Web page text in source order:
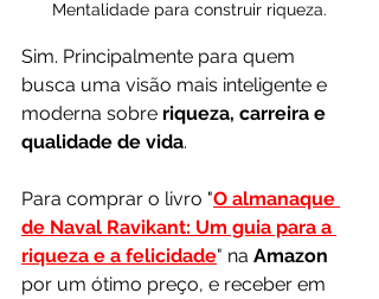
Mentalidade para construir riqueza.
Sim. Principalmente para quem
busca uma visão mais inteligente e
moderna sobre riqueza, carreira e
qualidade de vida.
Para comprar o livro "O almanaque
de Naval Ravikant: Um guia para a
riqueza e a felicidade" na Amazon
por um ótimo preço, e receber em